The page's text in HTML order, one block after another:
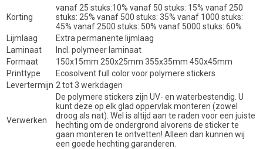
Korting
vanaf 25 stuks:10% vanaf 50 stuks: 15% vanaf 250
stuks: 25% vanaf 500 stuks: 35% vanaf 1000 stuks:
45% vanaf 2500 stuks: 50% vanaf 5000 stuks: 60%
Lijmlaag
Extra permanente lijmlaag
Laminaat
Incl. polymeer laminaat
Formaat
150x15mm 250x25mm 355x35mm 450x45mm
Printtype
Ecosolvent full color voor polymere stickers
Levertermijn 2 tot 3 werkdagen
Verwerken
De polymere stickers zijn UV- en waterbestendig. U
kunt deze op elk glad oppervlak monteren (zowel
droog als nat). Wel is altijd aan te raden voor een juiste
hechting om de ondergrond alvorens de sticker te
gaan monteren te ontvetten! Alleen dan kunnen wij
een goede hechting garanderen.